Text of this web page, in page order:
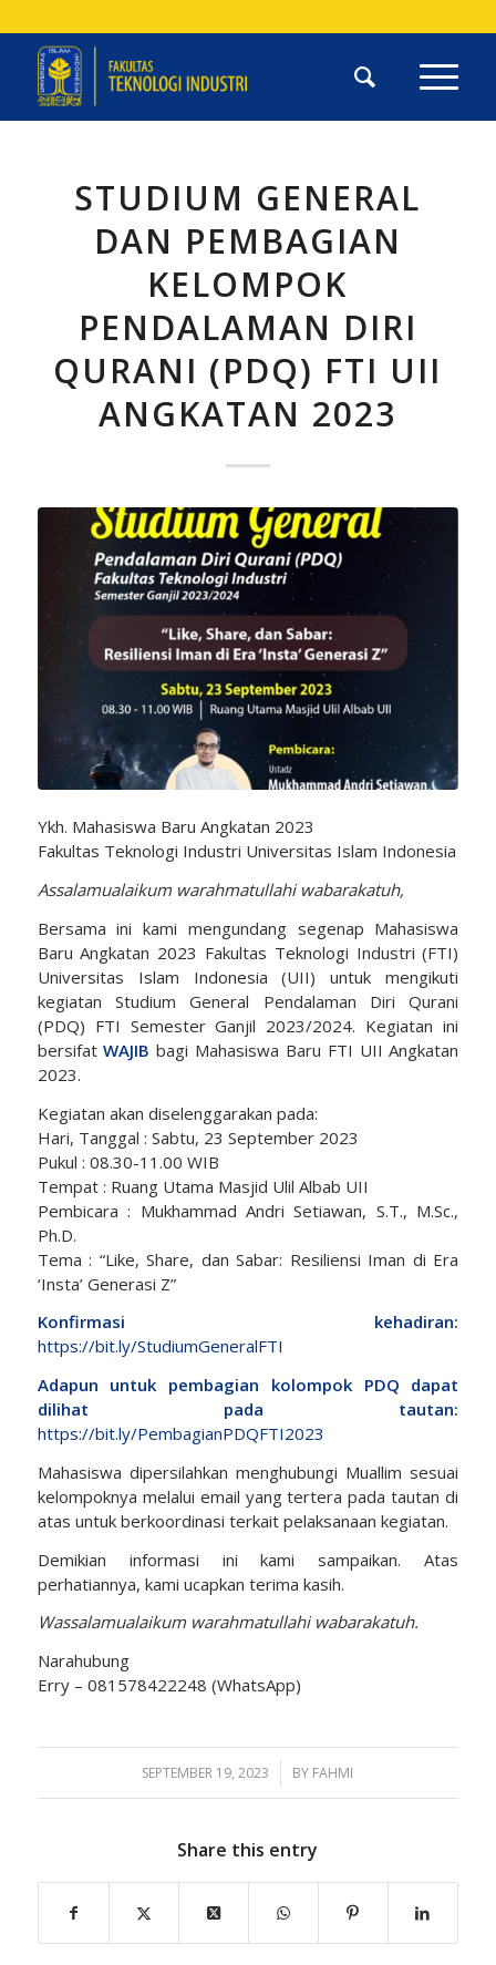
STUDIUM GENERAL
DAN PEMBAGIAN
KELOMPOK
PENDALAMAN DIRI
QURANI (PDQ) FTI UII
ANGKATAN 2023
Ykh. Mahasiswa Baru Angkatan 2023
Fakultas Teknologi Industri Universitas Islam Indonesia
Assalamualaikum warahmatullahi wabarakatuh,
Bersama ini kami mengundang segenap Mahasiswa
Baru Angkatan 2023 Fakultas Teknologi Industri (FTI)
Universitas Islam Indonesia (UII) untuk mengikuti
kegiatan Studium General Pendalaman Diri Qurani
(PDQ) FTI Semester Ganjil 2023/2024. Kegiatan ini
bersifatWAJIB bagi Mahasiswa Baru FTI UII Angkatan
2023.
Kegiatan akan diselenggarakan pada:
Hari, Tanggal : Sabtu, 23 September 2023
Pukul : 08.30-11.00 WIB
Tempat : Ruang Utama Masjid Ulil Albab UII
Pembicara : Mukhammad Andri Setiawan, S.T., M.Sc.,
Ph.D.
Tema : “Like, Share, dan Sabar: Resiliensi Iman di Era
‘Insta’ Generasi Z”
Konfirmasi kehadiran:
https://bit.ly/StudiumGeneralFTI
Adapun untuk pembagian kolompok PDQ dapat
dilihat pada tautan:
https://bit.ly/PembagianPDQFTI2023
Mahasiswa dipersilahkan menghubungi Muallim sesuai
kelompoknya melalui email yang tertera pada tautan di
atas untuk berkoordinasi terkait pelaksanaan kegiatan.
Demikian informasi ini kami sampaikan. Atas
perhatiannya, kami ucapkan terima kasih.
Wassalamualaikum warahmatullahi wabarakatuh.
Narahubung
Erry – 081578422248 (WhatsApp)
SEPTEMBER 19, 2023
/ BY FAHMI
Share this entry